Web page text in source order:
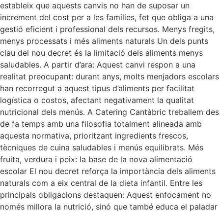
estableix que aquests canvis no han de suposar un
increment del cost per a les famílies, fet que obliga a una
gestió eficient i professional dels recursos. Menys fregits,
menys processats i més aliments naturals Un dels punts
clau del nou decret és la limitació dels aliments menys
saludables. A partir d’ara: Aquest canvi respon a una
realitat preocupant: durant anys, molts menjadors escolars
han recorregut a aquest tipus d’aliments per facilitat
logística o costos, afectant negativament la qualitat
nutricional dels menús. A Catering Cantàbric treballem des
de fa temps amb una filosofia totalment alineada amb
aquesta normativa, prioritzant ingredients frescos,
tècniques de cuina saludables i menús equilibrats. Més
fruita, verdura i peix: la base de la nova alimentació
escolar El nou decret reforça la importància dels aliments
naturals com a eix central de la dieta infantil. Entre les
principals obligacions destaquen: Aquest enfocament no
només millora la nutrició, sinó que també educa el paladar